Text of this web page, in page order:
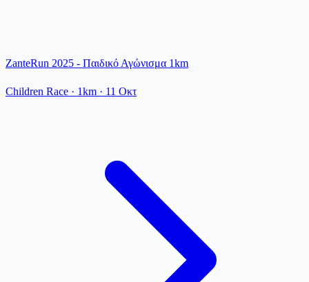
ZanteRun 2025 - Παιδικό Αγώνισμα 1km
Children Race · 1km · 11 Οκτ